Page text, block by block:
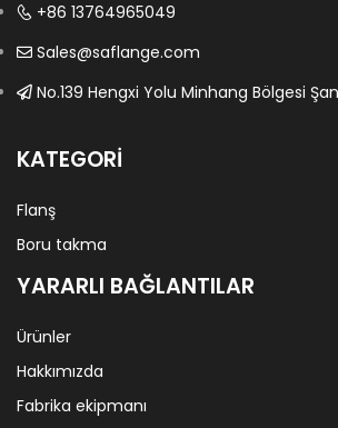
+86 13764965049
Sales@saflange.com
No.139 Hengxi Yolu Minhang Bölgesi
KATEGORI
Flanş
Boru takma
YARARLI BAĞLANTILAR
Ürünler
Hakkımızda
Fabrika ekipmanı